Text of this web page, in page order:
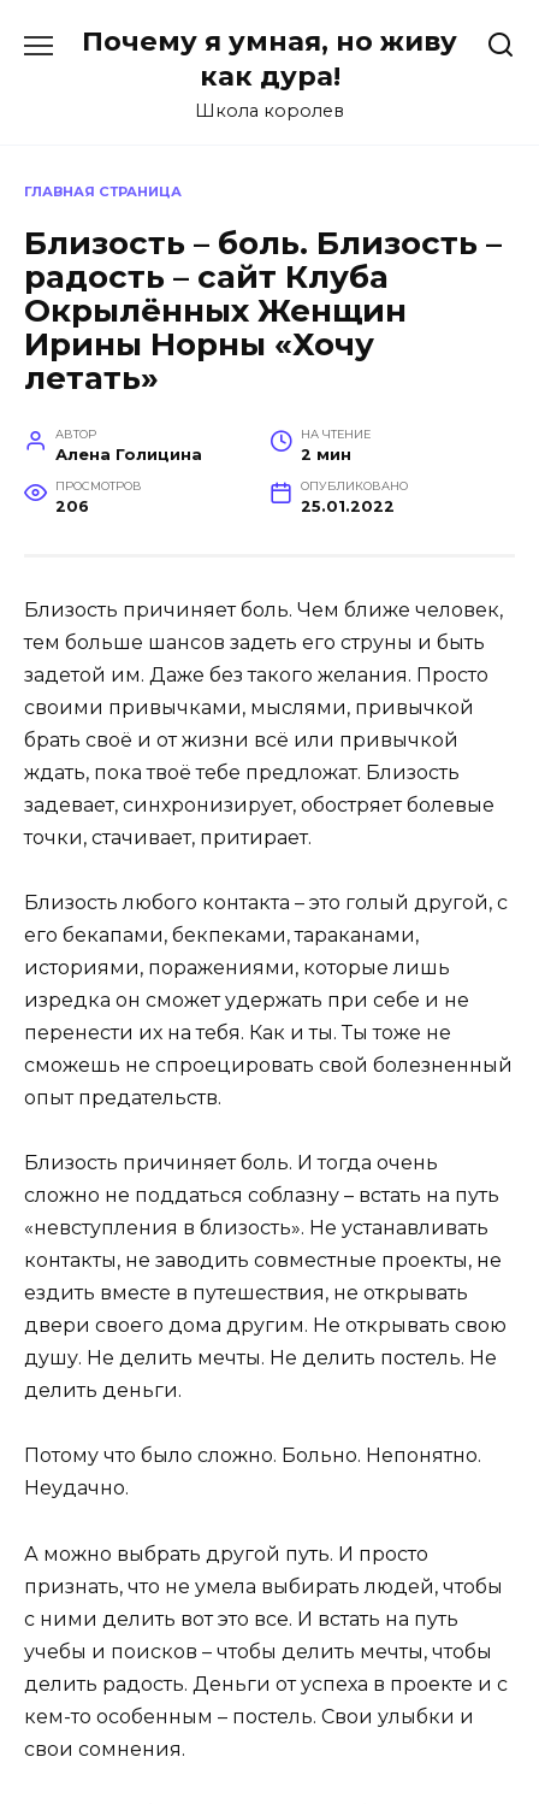
Почему я умная, но живу
как дура!
Школа королев
ГЛАВНАЯ СТРАНИЦА
Близость – боль. Близость –
радость – сайт Клуба
Окрылённых Женщин
Ирины Норны «Хочу
летать»
АВТОР
Алена Голицина
НА ЧТЕНИЕ
2 мин
ПРОСМОТРОВ
206
ОПУБЛИКОВАНО
25.01.2022
Близость причиняет боль. Чем ближе человек,
тем больше шансов задеть его струны и быть
задетой им. Даже без такого желания. Просто
своими привычками, мыслями, привычкой
брать своё и от жизни всё или привычкой
ждать, пока твоё тебе предложат. Близость
задевает, синхронизирует, обостряет болевые
точки, стачивает, притирает.
Близость любого контакта – это голый другой, с
его бекапами, бекпеками, тараканами,
историями, поражениями, которые лишь
изредка он сможет удержать при себе и не
перенести их на тебя. Как и ты. Ты тоже не
сможешь не спроецировать свой болезненный
опыт предательств.
Близость причиняет боль. И тогда очень
сложно не поддаться соблазну – встать на путь
«невступления в близость». Не устанавливать
контакты, не заводить совместные проекты, не
ездить вместе в путешествия, не открывать
двери своего дома другим. Не открывать свою
душу. Не делить мечты. Не делить постель. Не
делить деньги.
Потому что было сложно. Больно. Непонятно.
Неудачно.
А можно выбрать другой путь. И просто
признать, что не умела выбирать людей, чтобы
с ними делить вот это все. И встать на путь
учебы и поисков – чтобы делить мечты, чтобы
делить радость. Деньги от успеха в проекте и с
кем-то особенным – постель. Свои улыбки и
свои сомнения.